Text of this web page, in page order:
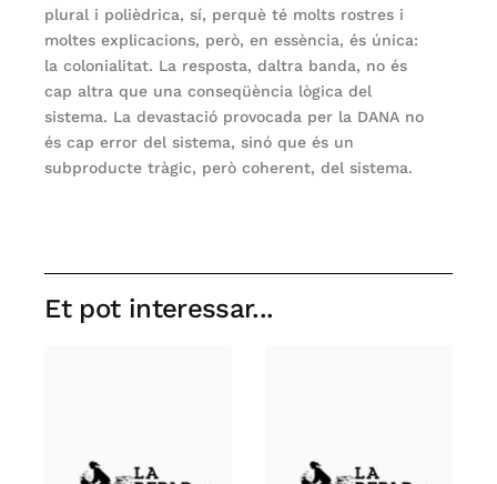
plural i polièdrica, sí, perquè té molts rostres i
moltes explicacions, però, en essència, és única:
la colonialitat. La resposta, daltra banda, no és
cap altra que una conseqüència lògica del
sistema. La devastació provocada per la DANA no
és cap error del sistema, sinó que és un
subproducte tràgic, però coherent, del sistema.
Et pot interessar...